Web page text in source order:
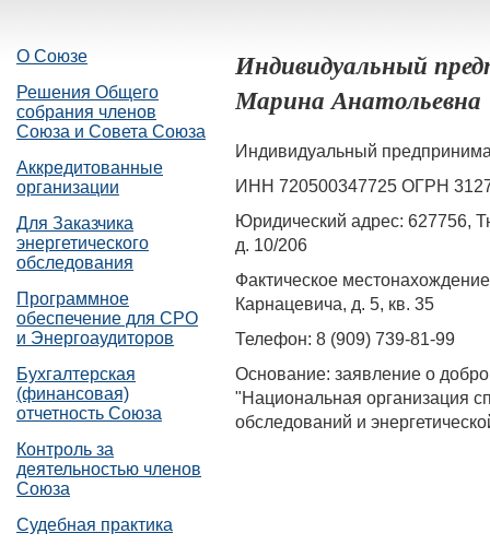
О Союзе
Решения Общего
собрания членов
Союза и Совета Союза
Аккредитованные
организации
Для Заказчика
энергетического
обследования
Программное
обеспечение для СРО
и Энергоаудиторов
Бухгалтерская
(финансовая)
отчетность Союза
Контроль за
деятельностью членов
Союза
Судебная практика
Индивидуальный
Марина Анатольевна
Индивидуальный
ИНН 720500347725 ОГРН
Юридический адрес: 627756,
д. 10/206
Фактическое
Карнацевича, д. 5, кв. 35
Телефон: 8 (909) 739-81-99
Основание: заявление о
"Национальная организация
обследований и